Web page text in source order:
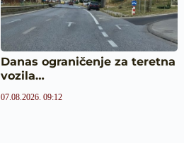
Danas ograničenje za teretna
vozila…
07.08.2026. 09:12